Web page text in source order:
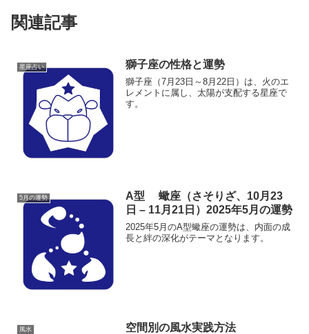
関連記事
星座占い 獅子座の性格と運勢
獅子座（7月23日～8月22日）は、火のエ
レメントに属し、太陽が支配する星座で
す。
5月の運勢
A型 蠍座（さそりざ、10月23
日 – 11月21日）2025年5月の運勢
2025年5月のA型蠍座の運勢は、内面の成
長と絆の深化がテーマとなります。
風水 空間別の風水実践方法